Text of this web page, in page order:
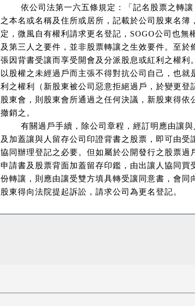
依公司法第一六五條規定：
「記名股票之轉
之本名或名稱及住所或居所，記載於公司股東名簿
定，微風自有權利請求更名登記， SOGO公司也無
及第三人之要件，並非股票轉讓之生效要件。至於
張因背書受讓而享受開會及分派股息或紅利之權
以股權之未經過戶而主張不得對抗公司自己，也就
利之權利（新股東被公司惡意拒絕過戶，於變更
股東會，則股東會所通過之任何決議，新股東得
撤銷之。
有關過戶手續，除公司章程，經訂明應由讓
及加蓋讓與人留存公司印證背書之股票，即可由
協同辦理登記之必要。但如屬於公開發行之股票
申請書及股票背面加蓋留存印鑑，由出讓人協同
份轉讓，則應由讓受雙方填具轉受讓同意書，會
股東得向法院提起訴訟，請求公司為更名登記。